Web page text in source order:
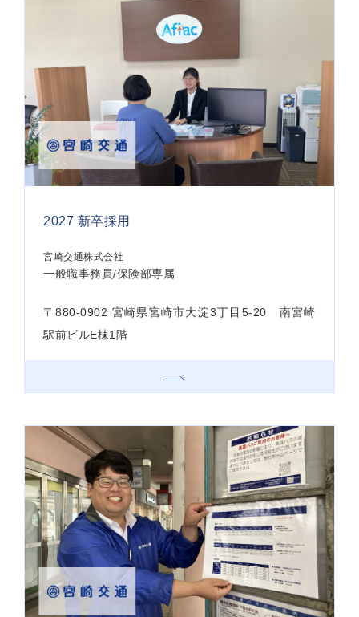
2027 新卒採用
宮崎交通株式会社
一般職事務員/保険部専属
〒880-0902 宮崎県宮崎市大淀3丁目5-20 南宮崎
駅前ビルE棟1階